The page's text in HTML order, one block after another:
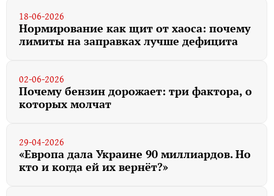
18-06-2026
Нормирование как щит от хаоса: почему
лимиты на заправках лучше дефицита
02-06-2026
Почему бензин дорожает: три фактора, о
которых молчат
29-04-2026
«Европа дала Украине 90 миллиардов. Но
кто и когда ей их вернёт?»